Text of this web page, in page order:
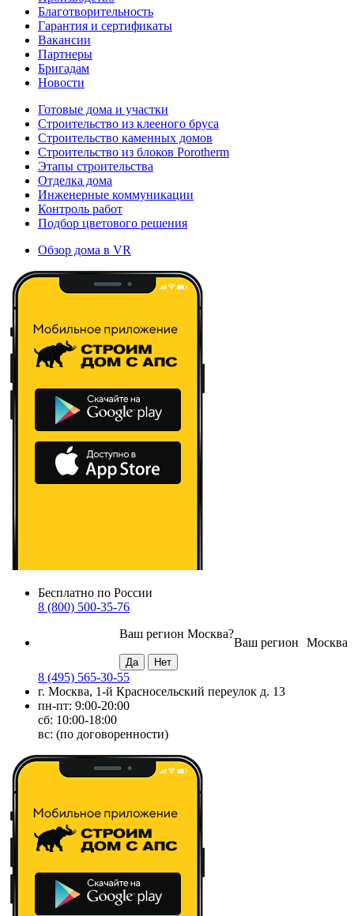
Благотворительность
Гарантия и сертификаты
Вакансии
Партнеры
Бригадам
Новости
Готовые дома и участки
Строительство из клееного бруса
Строительство каменных домов
Строительство из блоков Porotherm
Этапы строительства
Отделка дома
Инженерные коммуникации
Контроль работ
Подбор цветового решения
Обзор дома в VR
Бесплатно по России
8 (800) 500-35-76
Москва
Ваш регион
Ваш регион Москва?
8 (495) 565-30-55
г. Москва, 1-й Красносельский переулок д. 13
пн-пт: 9:00-20:00
сб: 10:00-18:00
вс: (по договоренности)